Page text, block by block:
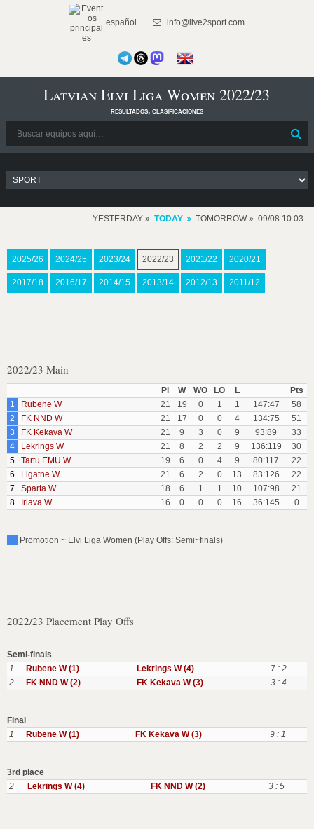
español info@live2sport.com
Latvian Elvi Liga Women 2022/23
resultados, clasificaciones
YESTERDAY TODAY TOMORROW 09/08 10:03
2025/26 2024/25 2023/24 2022/23 2021/22 2020/21
2017/18 2016/17 2014/15 2013/14 2012/13 2011/12
2022/23 Main
Pl W WO LO L
Pts
1
Rubene W 21 19 0 1 1 147:47
58
2
FK NND W 21 17 0 0 4 134:75
51
3
FK Kekava W 21 9 3 0 9 93:89
33
4
Lekrings W 21 8 2 2 9 136:119
30
5
Tartu EMU W 19 6 0 4 9 80:117
22
6
Ligatne W 21 6 2 0 13 83:126
22
7
Sparta W 18 6 1 1 10 107:98
21
8
Irlava W 16 0 0 0 16 36:145 0
Promotion ~ Elvi Liga Women (Play Offs: Semi~finals)
2022/23 Placement Play Offs
Semi-finals
1
Rubene W (1) Lekrings W (4)
7 : 2
2
FK NND W (2) FK Kekava W (3) 3 : 4
Final
1
Rubene W (1) FK Kekava W (3) 9 : 1
3rd place
2
Lekrings W (4) FK NND W (2) 3 : 5